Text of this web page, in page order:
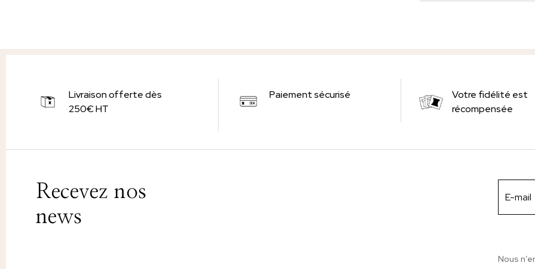
Livraison offerte dès
250€ HT
Paiement sécurisé
Votre fidélité est
récompensée
Recevez nos
news
Nous